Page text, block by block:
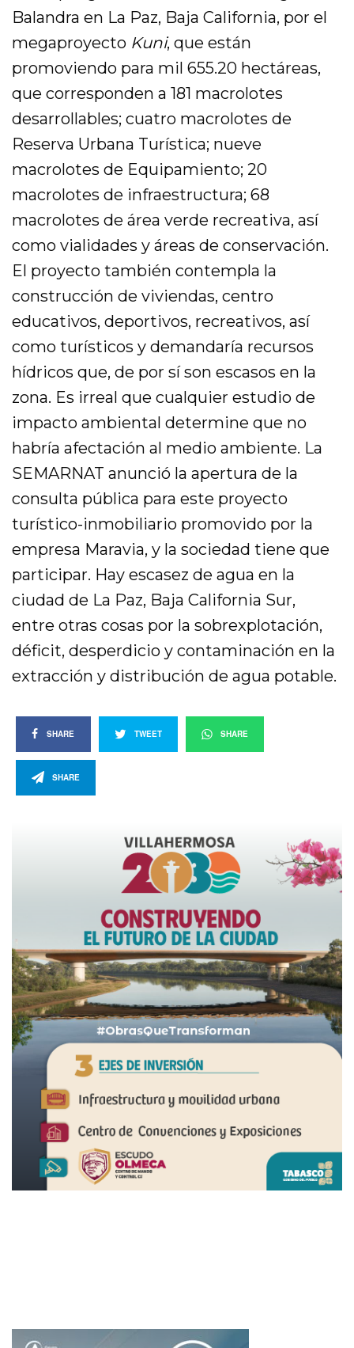
Balandra en La Paz, Baja California, por el
megaproyecto Kuni, que están
promoviendo para mil 655.20 hectáreas,
que corresponden a 181 macrolotes
desarrollables; cuatro macrolotes de
Reserva Urbana Turística; nueve
macrolotes de Equipamiento; 20
macrolotes de infraestructura; 68
macrolotes de área verde recreativa, así
como vialidades y áreas de conservación.
El proyecto también contempla la
construcción de viviendas, centro
educativos, deportivos, recreativos, así
como turísticos y demandaría recursos
hídricos que, de por sí son escasos en la
zona. Es irreal que cualquier estudio de
impacto ambiental determine que no
habría afectación al medio ambiente. La
SEMARNAT anunció la apertura de la
consulta pública para este proyecto
turístico-inmobiliario promovido por la
empresa Maravia, y la sociedad tiene que
participar. Hay escasez de agua en la
ciudad de La Paz, Baja California Sur,
entre otras cosas por la sobrexplotación,
déficit, desperdicio y contaminación en la
extracción y distribución de agua potable.
SHARE TWEET SHARE
SHARE